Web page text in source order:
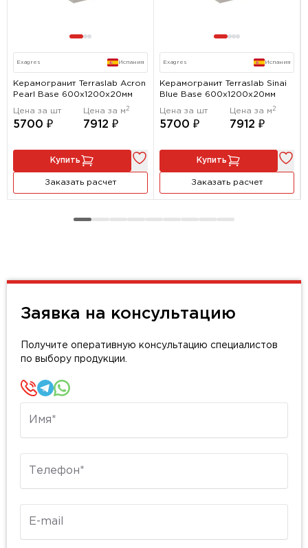
Exagres Испания
Керамогранит Terraslab Acron
Pearl Base 600x1200х20мм
Цена за шт
5700 ₽
Цена за м 2
7912 ₽
Купить
Заказать расчет
Exagres Испания
Керамогранит Terraslab Sinai
Blue Base 600x1200х20мм
Цена за шт
5700 ₽
Цена за м 2
7912 ₽
Купить
Заказать расчет
Заявка на консультацию
Получите оперативную консультацию специалистов
по выбору продукции.